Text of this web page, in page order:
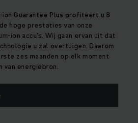
ion Guarantee Plus profiteert u 8
hoge prestaties van onze
ion accu's. Wij gaan ervan uit dat
u zal overtuigen. Daarom
zes maanden op elk moment
van energiebron.